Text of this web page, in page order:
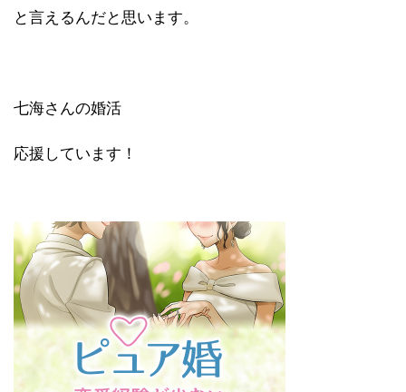
と言えるんだと思います。
七海さんの婚活
応援しています！